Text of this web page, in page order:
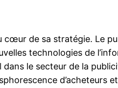
de sa stratégie. Le
technologies de
le secteur de la
d’acheteurs